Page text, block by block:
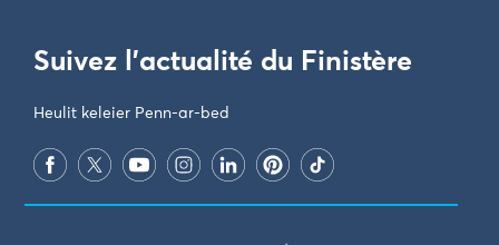
Suivez l'actualité du Finistère
Heulit keleier Penn-ar-bed